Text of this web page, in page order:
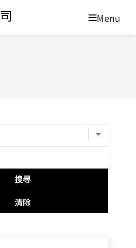
清除